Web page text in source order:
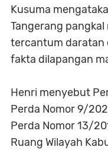
Kusuma
Tangerang
tercantum daratan
fakta dilapangan
Henri menyebut
Perda Nomor 9/
Perda Nomor 13/
Ruang Wilayah